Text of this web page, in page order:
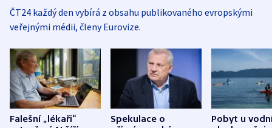
ČT24 každý den vybírá z obsahu publikovaného evropskými
veřejnými médii, členy Eurovize.
Falešní „lékaři“
Spekulace o
Pobyt u